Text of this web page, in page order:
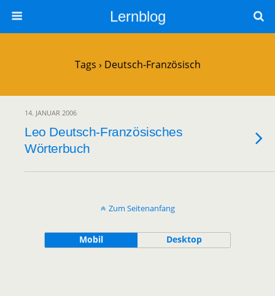
Lernblog
Tags › Deutsch-Französisch
14. JANUAR 2006
Leo Deutsch-Französisches
Wörterbuch
Zum Seitenanfang
Mobil Desktop